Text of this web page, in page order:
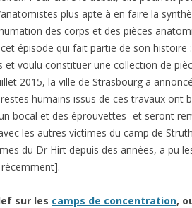
plus apte à en faire la
des corps et des pièces
épisode qui fait partie de son histoire
et voulu constituer une collection de
2015, la ville de Strasbourg a
humains issus de ces travaux ont
bocal et des éprouvettes- et seront
les autres victimes du camp de
du Dr Hirt depuis des années, a pu
sur les camps de concentration,